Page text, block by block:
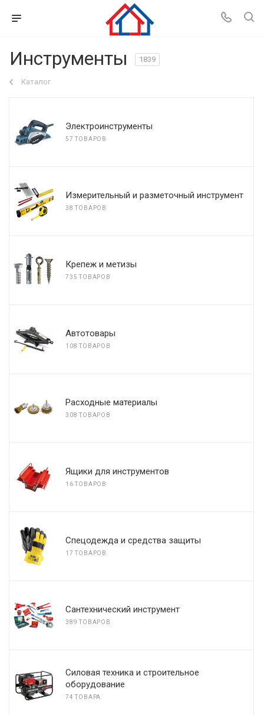
Инструменты 1839
Каталог
Электроинструменты
57 ТОВАРОВ
Измерительный и разметочный инструмент
38 ТОВАРОВ
Крепеж и метизы
735 ТОВАРОВ
Автотовары
108 ТОВАРОВ
Расходные материалы
308 ТОВАРОВ
Ящики для инструментов
16 ТОВАРОВ
Спецодежда и средства защиты
17 ТОВАРОВ
Сантехнический инструмент
389 ТОВАРОВ
Силовая техника и строительное
оборудование
74 ТОВАРА